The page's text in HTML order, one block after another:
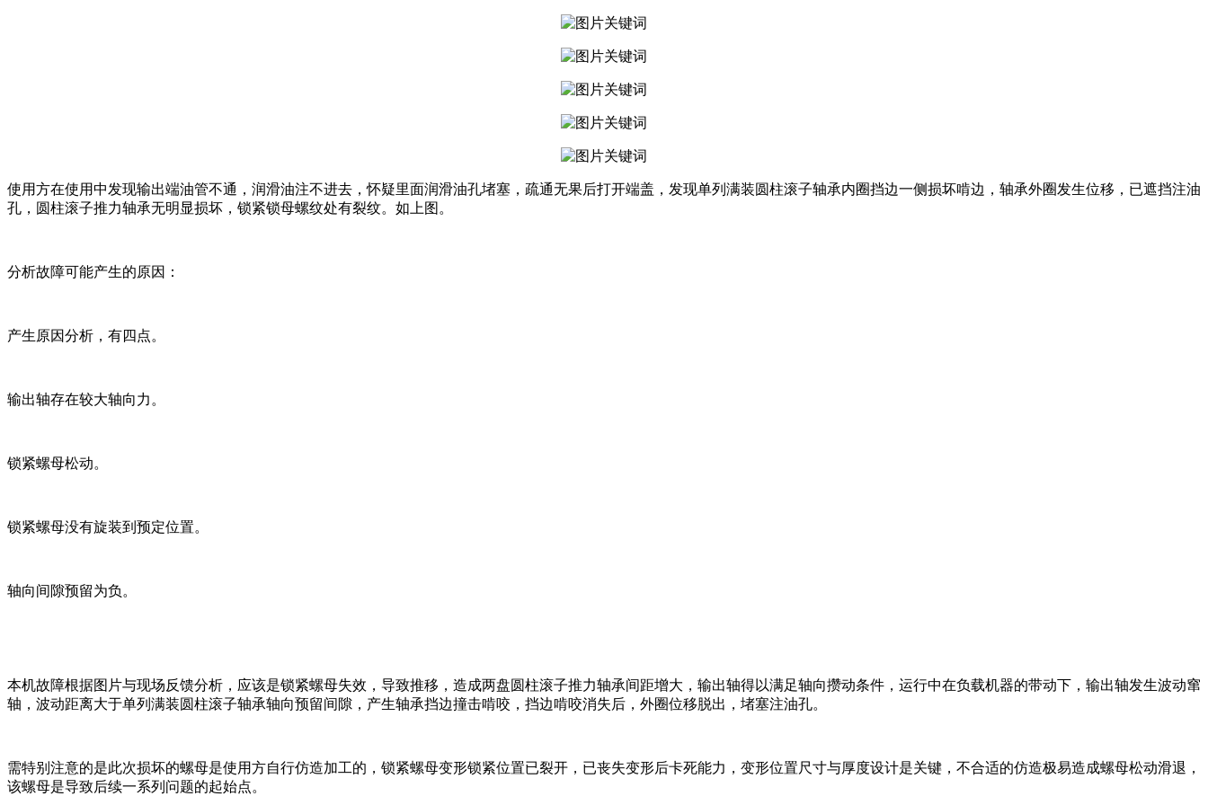
使用方在使用中发现输出端油管不通，润滑油注不进去，怀疑里面润滑油孔堵塞，疏通无果后打开端盖，发现单列满装圆柱滚子轴承内圈挡边一侧损坏啃边，轴承外圈发生位移，已遮挡注油
孔，圆柱滚子推力轴承无明显损坏，锁紧锁母螺纹处有裂纹。如上图。
分析故障可能产生的原因：
产生原因分析，有四点。
输出轴存在较大轴向力。
锁紧螺母松动。
锁紧螺母没有旋装到预定位置。
轴向间隙预留为负。
本机故障根据图片与现场反馈分析，应该是锁紧螺母失效，导致推移，造成两盘圆柱滚子推力轴承间距增大，输出轴得以满足轴向攒动条件，运行中在负载机器的带动下，输出轴发生波动窜
轴，波动距离大于单列满装圆柱滚子轴承轴向预留间隙，产生轴承挡边撞击啃咬，挡边啃咬消失后，外圈位移脱出，堵塞注油孔。
需特别注意的是此次损坏的螺母是使用方自行仿造加工的，锁紧螺母变形锁紧位置已裂开，已丧失变形后卡死能力，变形位置尺寸与厚度设计是关键，不合适的仿造极易造成螺母松动滑退，
该螺母是导致后续一系列问题的起始点。